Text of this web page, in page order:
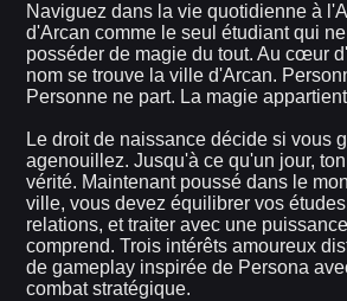
Naviguez dans la vie quotidienne à
d'Arcan comme le seul étudiant qui
posséder de magie du tout. Au cœur
nom se trouve la ville d'Arcan.
Personne ne part. La magie
Le droit de naissance décide si vous
agenouillez. Jusqu'à ce qu'un jour,
vérité. Maintenant poussé dans le
ville, vous devez équilibrer vos
relations, et traiter avec une
comprend. Trois intérêts amoureux
de gameplay inspirée de Persona
combat stratégique.